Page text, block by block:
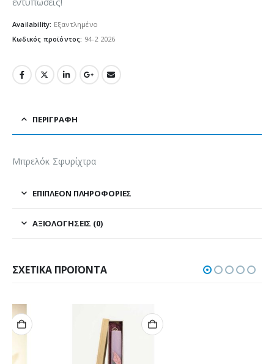
Availability: Εξαντλημένο
Κωδικός προϊόντος: 94-2 2026
ΠΕΡΙΓΡΑΦΉ
Μπρελόκ Σφυρίχτρα
ΕΠΙΠΛΈΟΝ ΠΛΗΡΟΦΟΡΊΕΣ
ΑΞΙΟΛΟΓΉΣΕΙΣ (0)
ΣΧΕΤΙΚΆ ΠΡΟΪΌΝΤΑ